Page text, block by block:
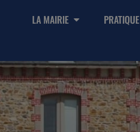
LA MAIRIE PRATIQUE